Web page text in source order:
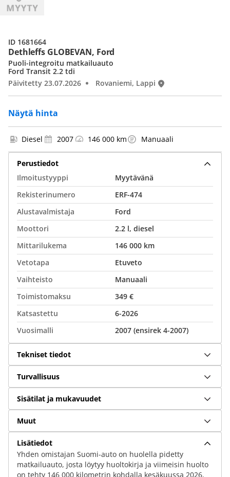
Dethleffs GLOBEVAN, Ford
Näytä hinta
Puoli-integroitu matkailuauto
Ford Transit 2.2 tdi
Päivitetty 23.07.2026
Rovaniemi, Lappi
ID 1681664
Diesel 2007 146 000 km Manuaali
Perustiedot
Ilmoitustyyppi
Myytävänä
Rekisterinumero
ERF-474
Alustavalmistaja
Ford
Moottori
2.2 l, diesel
Mittarilukema
146 000 km
Vetotapa
Etuveto
Vaihteisto
Manuaali
Toimistomaksu
349 €
Katsastettu
6-2026
Vuosimalli
2007 (ensirek 4-2007)
Tekniset tiedot
Turvallisuus
Sisätilat ja mukavuudet
Muut
Lisätiedot
Yhden omistajan Suomi-auto on huolella pidetty
matkailuauto, josta löytyy huoltokirja ja viimeisin huolto
on tehty 146 000 kilometrin kohdalla kesäkuussa 2026.